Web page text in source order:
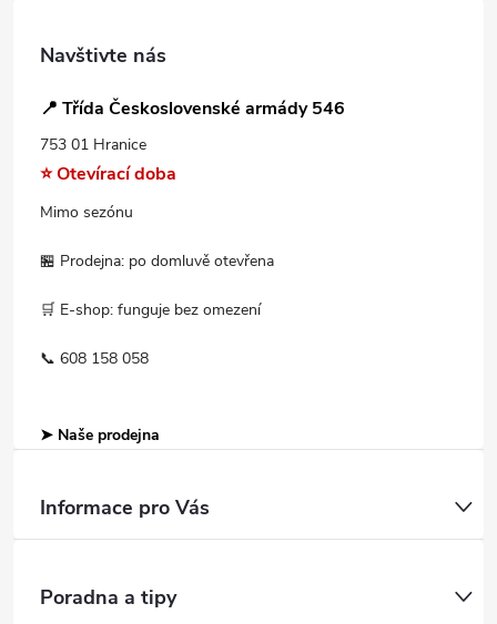
Navštivte nás
📍 Třída Československé armády 546
753 01 Hranice
⭐ Otevírací doba
Mimo sezónu
🏪 Prodejna: po domluvě otevřena
🛒 E-shop: funguje bez omezení
📞 608 158 058
➤ Naše prodejna
Informace pro Vás
Poradna a tipy